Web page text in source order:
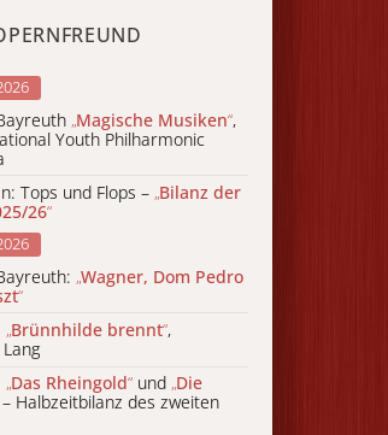
„Magische Musiken“,
Youth Philharmonic
Tops und Flops – „Bilanz der
26“
„Wagner, Dom Pedro
“
„Brünnhilde brennt“,
„Das Rheingold“ und „Die
– Halbzeitbilanz des zweiten